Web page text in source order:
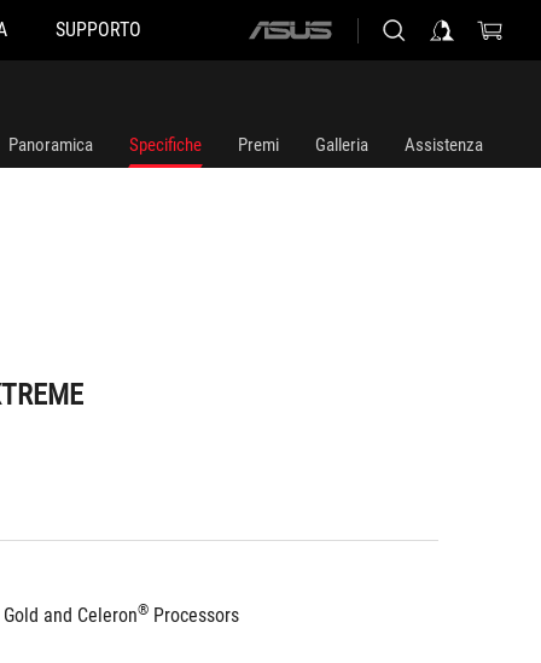
SUPPORTO
ASUS
Panoramica Specifiche Premi Galleria Assistenza
Gold and Celeron® Processors